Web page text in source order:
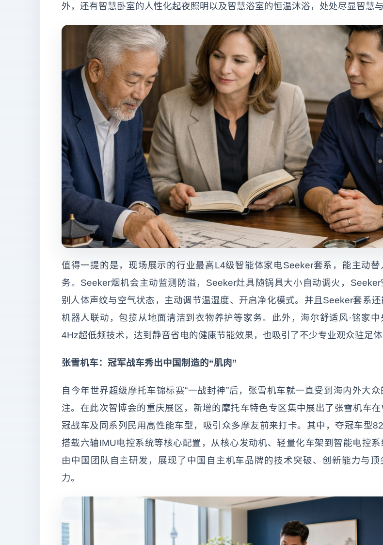
外，还有智慧卧室的人性化起夜照明以及智慧浴室的恒温沐浴，处处尽显智慧与
值得一提的是，现场展示的行业最高L4级智能体家电Seeker套系，能主动替
务。Seeker烟机会主动监测防溢，Seeker灶具随锅具大小自动调火，Seeker
别人体声纹与空气状态，主动调节温湿度、开启净化模式。并且Seeker套系
机器人联动，包揽从地面清洁到衣物养护等家务。此外，海尔舒适风·铭家中
4Hz超低频技术，达到静音省电的健康节能效果，也吸引了不少专业观众驻足体
张雪机车：冠军战车秀出中国制造的“肌肉”
自今年世界超级摩托车锦标赛“一战封神”后，张雪机车就一直受到海内外大
注。在此次智博会的重庆展区，新增的摩托车特色专区集中展出了张雪机车
冠战车及同系列民用高性能车型，吸引众多摩友前来打卡。其中，夺冠车型
搭载六轴IMU电控系统等核心配置，从核心发动机、轻量化车架到智能电控系
由中国团队自主研发，展现了中国自主机车品牌的技术突破、创新能力与顶
力。